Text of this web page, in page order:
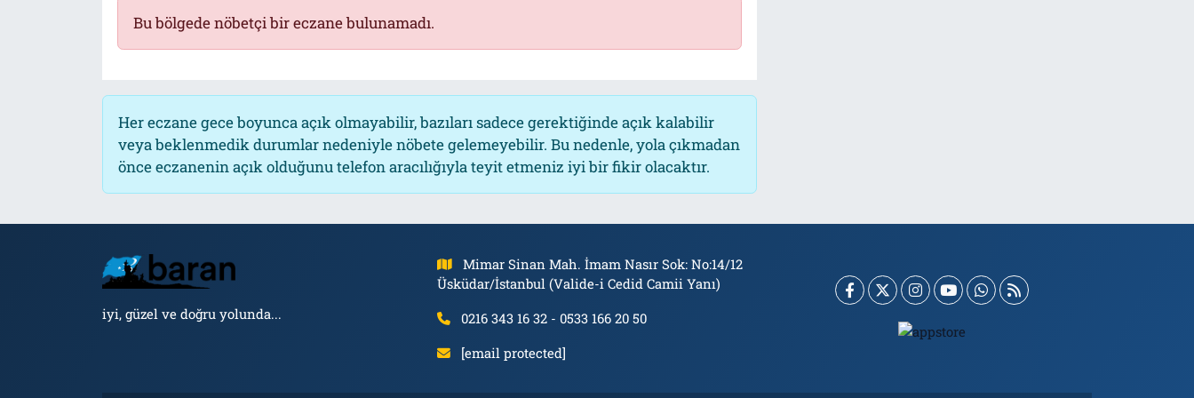
Bu bölgede nöbetçi bir eczane bulunamadı.
Her eczane gece boyunca açık olmayabilir, bazıları sadece gerektiğinde açık kalabilir
veya beklenmedik durumlar nedeniyle nöbete gelemeyebilir. Bu nedenle, yola çıkmadan
önce eczanenin açık olduğunu telefon aracılığıyla teyit etmeniz iyi bir fikir olacaktır.
iyi, güzel ve doğru yolunda...
Mimar Sinan Mah. İmam Nasır Sok: No:14/12
Üsküdar/İstanbul (Valide-i Cedid Camii Yanı)
0216 343 16 32 - 0533 166 20 50
[email protected]